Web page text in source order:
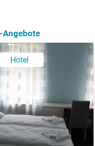
Hotel